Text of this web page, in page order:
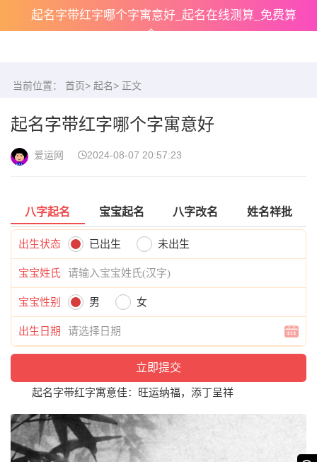
起名字带红字哪个字寓意好_起名在线测算_免费算
命
当前位置： 首页> 起名> 正文
起名字带红字哪个字寓意好
爱运网 2024-08-07 20:57:23
八字起名 宝宝起名 八字改名 姓名祥批
出生状态 已出生 未出生
宝宝姓氏
宝宝性别 男 女
出生日期
起名字带红字寓意佳：旺运纳福，添丁呈祥